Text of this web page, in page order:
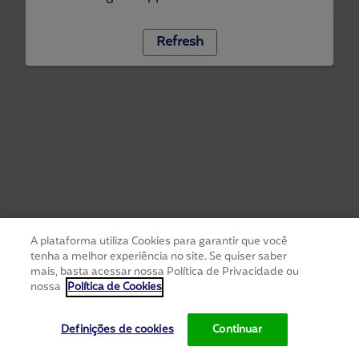
Refresh
A plataforma utiliza Cookies para garantir que você
tenha a melhor experiência no site. Se quiser saber
mais, basta acessar nossa Política de Privacidade ou
nossa Política de Cookies
Definições de cookies Continuar